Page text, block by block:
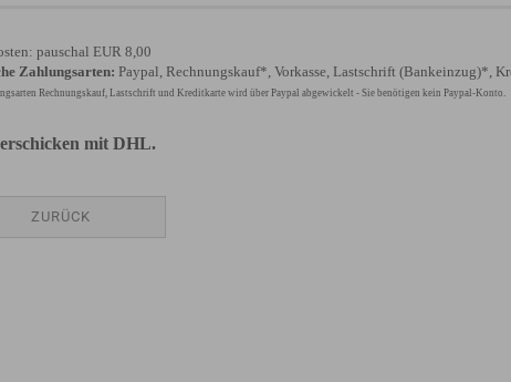
pauschal EUR 8,00
Zahlungsarten: Paypal, Rechnungskauf*, Vorkasse, Lastschrift (Bankeinzug)*,
Rechnungskauf, Lastschrift und Kreditkarte wird über Paypal abgewickelt - Sie benötigen kein Paypal-Konto.
mit DHL.
ZURÜCK